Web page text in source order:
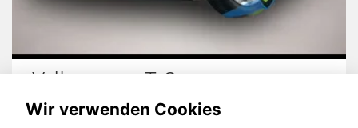
Volkswagen T-Cross
Wir verwenden Cookies